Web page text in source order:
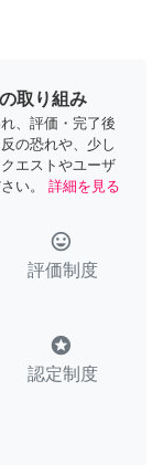
取り組み
、評価・完了後
の恐れや、少し
エストやユーザ
い。
詳細を見る
tag_faces
評価制度
stars
認定制度